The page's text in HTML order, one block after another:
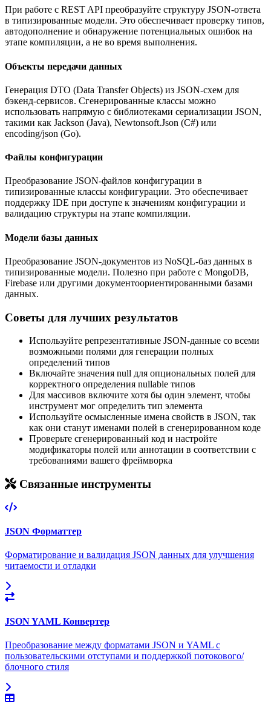
При работе с REST API преобразуйте структуру JSON-ответа
в типизированные модели. Это обеспечивает проверку типов,
автодополнение и обнаружение потенциальных ошибок на
этапе компиляции, а не во время выполнения.
Объекты передачи данных
Генерация DTO (Data Transfer Objects) из JSON-схем для
бэкенд-сервисов. Сгенерированные классы можно
использовать напрямую с библиотеками сериализации JSON,
такими как Jackson (Java), Newtonsoft.Json (C#) или
encoding/json (Go).
Файлы конфигурации
Преобразование JSON-файлов конфигурации в
типизированные классы конфигурации. Это обеспечивает
поддержку IDE при доступе к значениям конфигурации и
валидацию структуры на этапе компиляции.
Модели базы данных
Преобразование JSON-документов из NoSQL-баз данных в
типизированные модели. Полезно при работе с MongoDB,
Firebase или другими документоориентированными базами
данных.
Советы для лучших результатов
Используйте репрезентативные JSON-данные со всеми
возможными полями для генерации полных
определений типов
Включайте значения null для опциональных полей для
корректного определения nullable типов
Для массивов включите хотя бы один элемент, чтобы
инструмент мог определить тип элемента
Используйте осмысленные имена свойств в JSON, так
как они станут именами полей в сгенерированном коде
Проверьте сгенерированный код и настройте
модификаторы полей или аннотации в соответствии с
требованиями вашего фреймворка
Связанные инструменты
JSON Форматтер
Форматирование и валидация JSON данных для улучшения
читаемости и отладки
JSON YAML Конвертер
Преобразование между форматами JSON и YAML с
пользовательскими отступами и поддержкой потокового/
блочного стиля